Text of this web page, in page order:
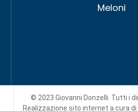
Meloni
© 2023 Giovanni Donzelli. Tutti i
Realizzazione sito interneta cura